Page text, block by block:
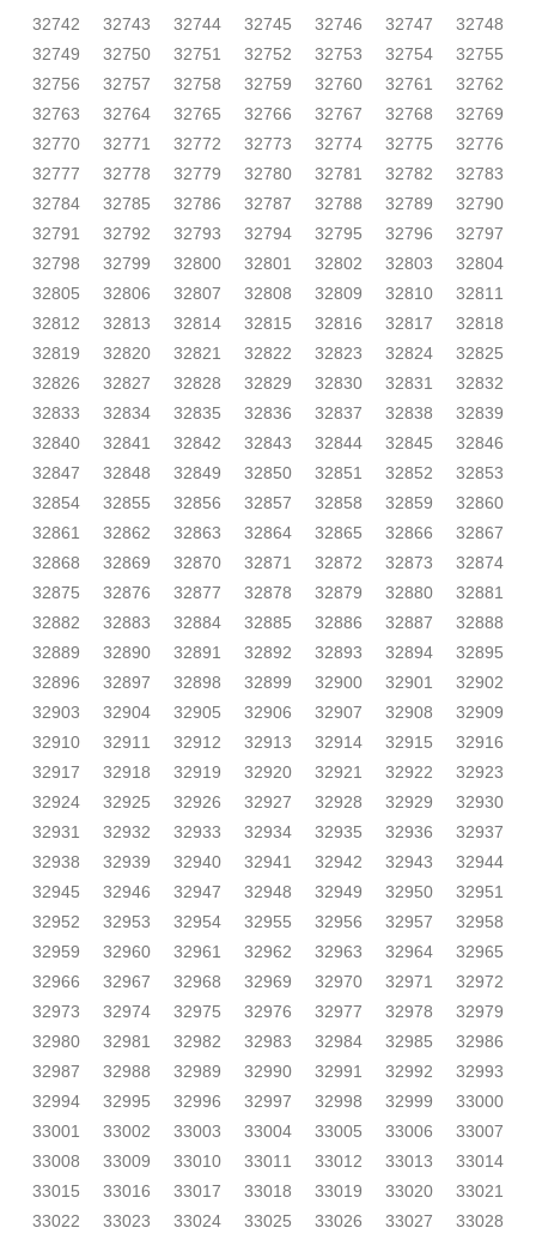
32742
32743 32744 32745 32746 32747
32748
32749
32750 32751 32752 32753 32754
32755
32756
32757 32758 32759 32760 32761
32762
32763
32764 32765 32766 32767 32768
32769
32770
32771 32772 32773 32774 32775
32776
32777
32778 32779 32780 32781 32782
32783
32784
32785 32786 32787 32788 32789
32790
32791
32792 32793 32794 32795 32796
32797
32798
32799 32800 32801 32802 32803
32804
32805
32806 32807 32808 32809 32810
32811
32812
32813 32814 32815 32816 32817
32818
32819
32820 32821 32822 32823 32824
32825
32826
32827 32828 32829 32830 32831
32832
32833
32834 32835 32836 32837 32838
32839
32840
32841 32842 32843 32844 32845
32846
32847
32848 32849 32850 32851 32852
32853
32854
32855 32856 32857 32858 32859
32860
32861
32862 32863 32864 32865 32866
32867
32868
32869 32870 32871 32872 32873
32874
32875
32876 32877 32878 32879 32880
32881
32882
32883 32884 32885 32886 32887
32888
32889
32890 32891 32892 32893 32894
32895
32896
32897 32898 32899 32900 32901
32902
32903
32904 32905 32906 32907 32908
32909
32910
32911 32912 32913 32914 32915
32916
32917
32918 32919 32920 32921 32922
32923
32924
32925 32926 32927 32928 32929
32930
32931
32932 32933 32934 32935 32936
32937
32938
32939 32940 32941 32942 32943
32944
32945
32946 32947 32948 32949 32950
32951
32952
32953 32954 32955 32956 32957
32958
32959
32960 32961 32962 32963 32964
32965
32966
32967 32968 32969 32970 32971
32972
32973
32974 32975 32976 32977 32978
32979
32980
32981 32982 32983 32984 32985
32986
32987
32988 32989 32990 32991 32992
32993
32994
32995 32996 32997 32998 32999
33000
33001
33002 33003 33004 33005 33006
33007
33008
33009 33010 33011 33012 33013
33014
33015
33016 33017 33018 33019 33020
33021
33022
33023 33024 33025 33026 33027
33028